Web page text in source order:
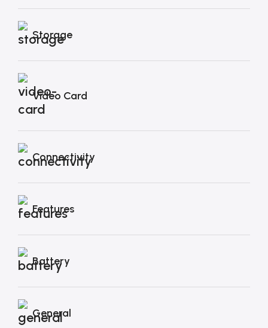
Storage
Video Card
Connectivity
Features
Battery
General